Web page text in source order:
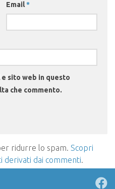
Email*
e sito web in questo
che commento.
ridurre lo spam. Scopri
derivati dai commenti.